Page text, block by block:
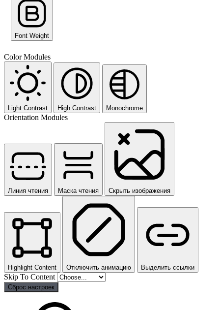
Font Weight
Color Modules
Light Contrast High Contrast Monochrome
Orientation Modules
Линия чтения Маска чтения Скрыть изображения
Highlight Content Отключить анимацию Выделить ссылки
Skip To Content
Сброс настроек